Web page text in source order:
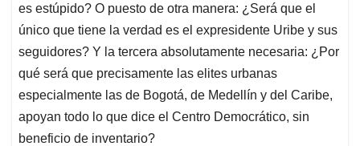
es estúpido? O puesto de otra manera: ¿Será que el
único que tiene la verdad es el expresidente Uribe y sus
seguidores? Y la tercera absolutamente necesaria: ¿Por
qué será que precisamente las elites urbanas
especialmente las de Bogotá, de Medellín y del Caribe,
apoyan todo lo que dice el Centro Democrático, sin
beneficio de inventario?